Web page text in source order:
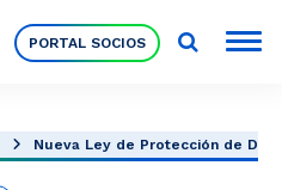
PORTAL SOCIOS
Nueva Ley de Protección de